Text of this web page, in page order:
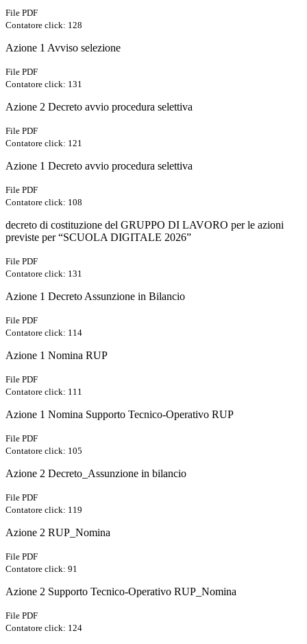
File PDF
Contatore click: 128
Azione 1 Avviso selezione
File PDF
Contatore click: 131
Azione 2 Decreto avvio procedura selettiva
File PDF
Contatore click: 121
Azione 1 Decreto avvio procedura selettiva
File PDF
Contatore click: 108
decreto di costituzione del GRUPPO DI LAVORO per le azioni
previste per “SCUOLA DIGITALE 2026”
File PDF
Contatore click: 131
Azione 1 Decreto Assunzione in Bilancio
File PDF
Contatore click: 114
Azione 1 Nomina RUP
File PDF
Contatore click: 111
Azione 1 Nomina Supporto Tecnico-Operativo RUP
File PDF
Contatore click: 105
Azione 2 Decreto_Assunzione in bilancio
File PDF
Contatore click: 119
Azione 2 RUP_Nomina
File PDF
Contatore click: 91
Azione 2 Supporto Tecnico-Operativo RUP_Nomina
File PDF
Contatore click: 124